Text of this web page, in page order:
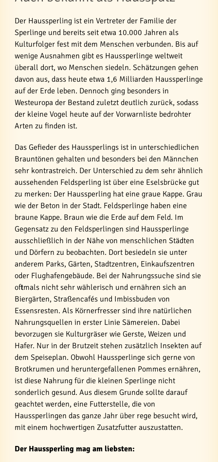
Der Haussperling ist ein Vertreter der Familie der
Sperlinge und bereits seit etwa 10.000 Jahren als
Kulturfolger fest mit dem Menschen verbunden. Bis auf
wenige Ausnahmen gibt es Haussperlinge weltweit
überall dort, wo Menschen siedeln. Schätzungen gehen
davon aus, dass heute etwa 1,6 Milliarden Haussperlinge
auf der Erde leben. Dennoch ging besonders in
Westeuropa der Bestand zuletzt deutlich zurück, sodass
der kleine Vogel heute auf der Vorwarnliste bedrohter
Arten zu finden ist.
Das Gefieder des Haussperlings ist in unterschiedlichen
Brauntönen gehalten und besonders bei den Männchen
sehr kontrastreich. Der Unterschied zu dem sehr ähnlich
aussehenden Feldsperling ist über eine Eselsbrücke gut
zu merken: Der Haussperling hat eine graue Kappe. Grau
wie der Beton in der Stadt. Feldsperlinge haben eine
braune Kappe. Braun wie die Erde auf dem Feld. Im
Gegensatz zu den Feldsperlingen sind Haussperlinge
ausschließlich in der Nähe von menschlichen Städten
und Dörfern zu beobachten. Dort besiedeln sie unter
anderem Parks, Gärten, Stadtzentren, Einkaufszentren
oder Flughafengebäude. Bei der Nahrungssuche sind sie
oftmals nicht sehr wählerisch und ernähren sich an
Biergärten, Straßencafés und Imbissbuden von
Essensresten. Als Körnerfresser sind ihre natürlichen
Nahrungsquellen in erster Linie Sämereien. Dabei
bevorzugen sie Kulturgräser wie Gerste, Weizen und
Hafer. Nur in der Brutzeit stehen zusätzlich Insekten auf
dem Speiseplan. Obwohl Haussperlinge sich gerne von
Brotkrumen und heruntergefallenen Pommes ernähren,
ist diese Nahrung für die kleinen Sperlinge nicht
sonderlich gesund. Aus diesem Grunde sollte darauf
geachtet werden, eine Futterstelle, die von
Haussperlingen das ganze Jahr über rege besucht wird,
mit einem hochwertigen Zusatzfutter auszustatten.
Der Haussperling mag am liebsten: